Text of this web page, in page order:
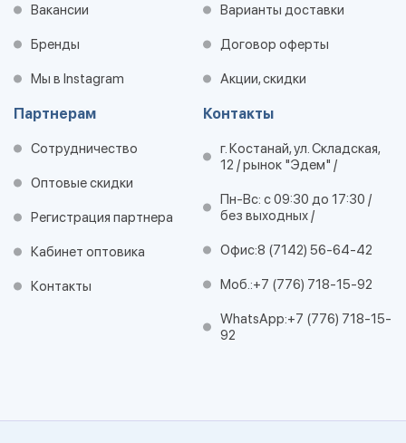
Вакансии
Бренды
Мы в Instagram
Варианты доставки
Договор оферты
Акции, скидки
Партнерам
Сотрудничество
Оптовые скидки
Регистрация партнера
Кабинет оптовика
Контакты
Контакты
г. Костанай, ул. Складская,
12 / рынок "Эдем" /
Пн-Вс: с 09:30 до 17:30 /
без выходных /
Офис:8 (7142) 56-64-42
Моб.:+7 (776) 718-15-92
WhatsApp:+7 (776) 718-15-
92